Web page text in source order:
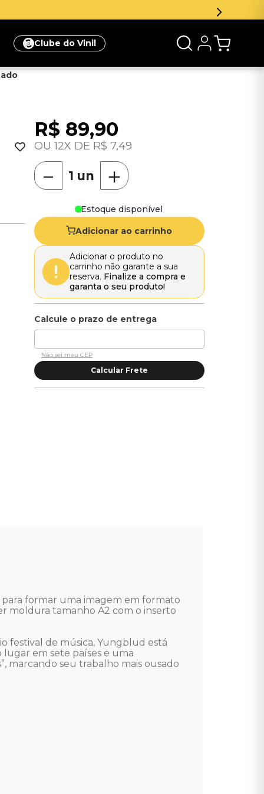
Clube do Vinil
R$ 89,90
12 R$ 7,49
＋
－
Estoque disponível
Adicionar ao carrinho
Adicionar o produto no
carrinho não garante a sua
reserva. Finalize a compra e
garanta o seu produto!
Não sei meu CEP
formar uma imagem em formato
moldura tamanho A2 com o inserto
festival de música, Yungblud está
em sete países e uma
marcando seu trabalho mais ousado